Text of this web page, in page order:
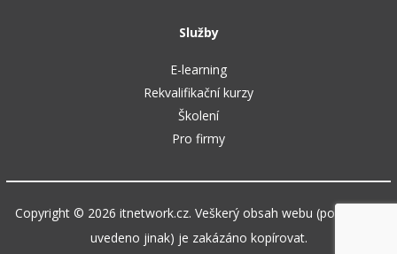
Služby
E-learning
Rekvalifikační kurzy
Školení
Pro firmy
Copyright © 2026 itnetwork.cz. Veškerý obsah webu (pokud není
uvedeno jinak) je zakázáno kopírovat.